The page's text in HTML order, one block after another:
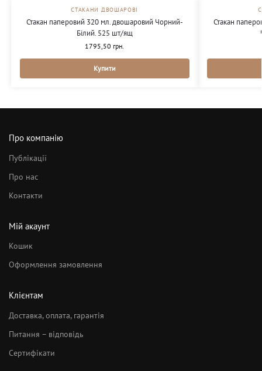
СТАКАНИ ДВОШАРОВІ
Стакан паперовий 320 мл. двошаровий Чорний-
Білий. 525 шт/ящ
1795,50 грн.
Купити
Стакан
Про компанію
Публікації
Про нас
Контакти
Мій акаунт
Кошик
Оформлення замовлення
Клієнтам
Доставка, оплата, гарантія
Питання – відповідь
Сертифікати